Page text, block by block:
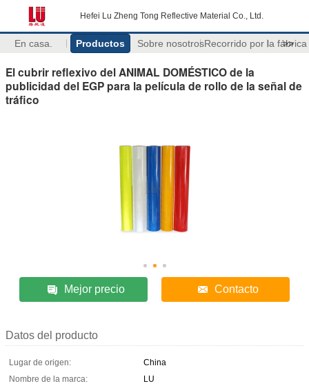
Hefei Lu Zheng Tong Reflective Material Co., Ltd.
En casa. Productos Sobre nosotrosRecorrido por la fábrica
>>
El cubrir reflexivo del ANIMAL DOMÉSTICO de la
publicidad del EGP para la película de rollo de la señal de
tráfico
Mejor precio Contacto
Datos del producto
Lugar de origen:
China
Nombre de la marca:
LU